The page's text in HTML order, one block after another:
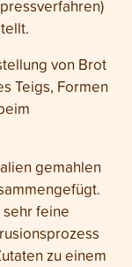
von Brot
Teigs, Formen
gemahlen
feine
zu einem